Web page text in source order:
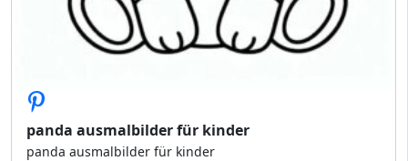
panda ausmalbilder für kinder
panda ausmalbilder für kinder